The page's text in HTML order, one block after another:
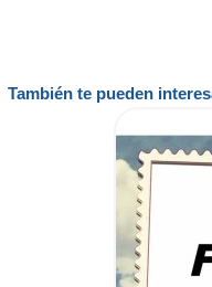
También te pueden